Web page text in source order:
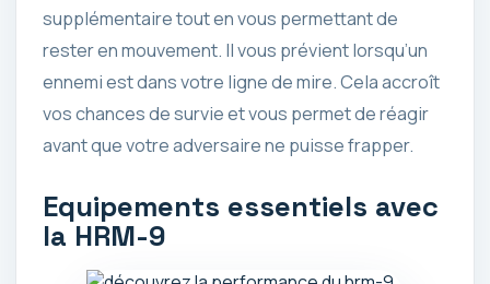
supplémentaire tout en vous permettant de
rester en mouvement. Il vous prévient lorsqu’un
ennemi est dans votre ligne de mire. Cela accroît
vos chances de survie et vous permet de réagir
avant que votre adversaire ne puisse frapper.
Equipements essentiels avec
la HRM-9